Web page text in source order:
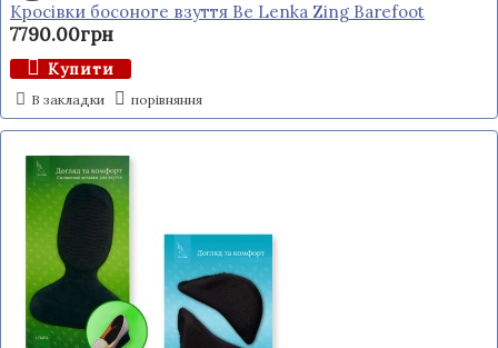
Кросівки босоноге взуття Be Lenka Zing Barefoot
7790.00грн
Купити
В закладки порівняння